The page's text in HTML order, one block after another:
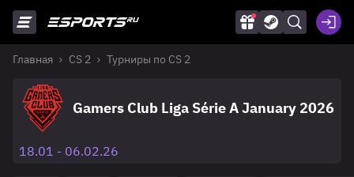
Главная CS 2 Турниры по CS 2
Gamers Club Liga Série A January 2026
18.01 - 06.02.26